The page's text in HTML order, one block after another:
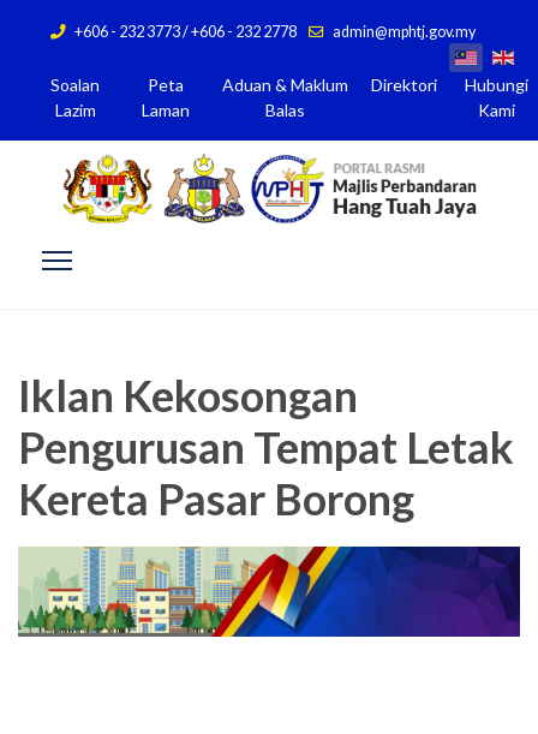
+606 - 232 3773 / +606 - 232 2778 admin@mphtj.gov.my
Soalan
Lazim
Peta
Laman
Aduan & Maklum
Balas
Direktori
Hubungi
Kami
Iklan Kekosongan
Pengurusan Tempat Letak
Kereta Pasar Borong